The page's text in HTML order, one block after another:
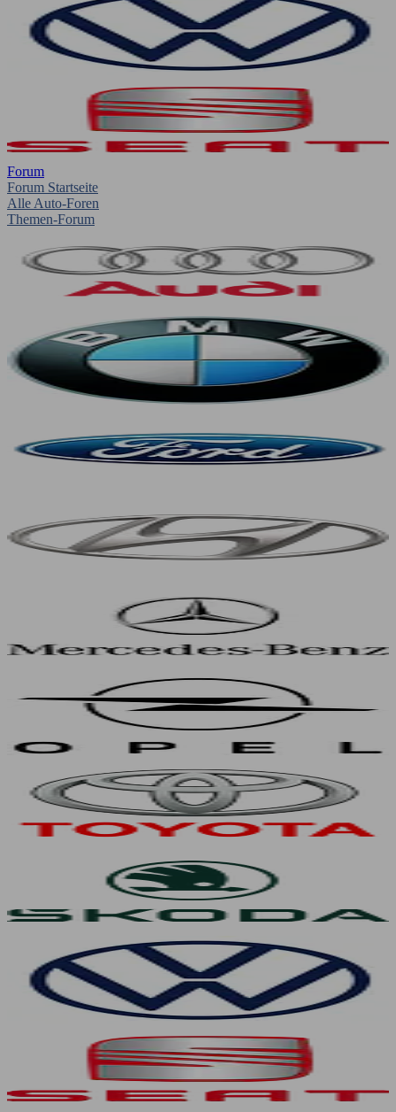
Forum
Forum Startseite
Alle Auto-Foren
Themen-Forum